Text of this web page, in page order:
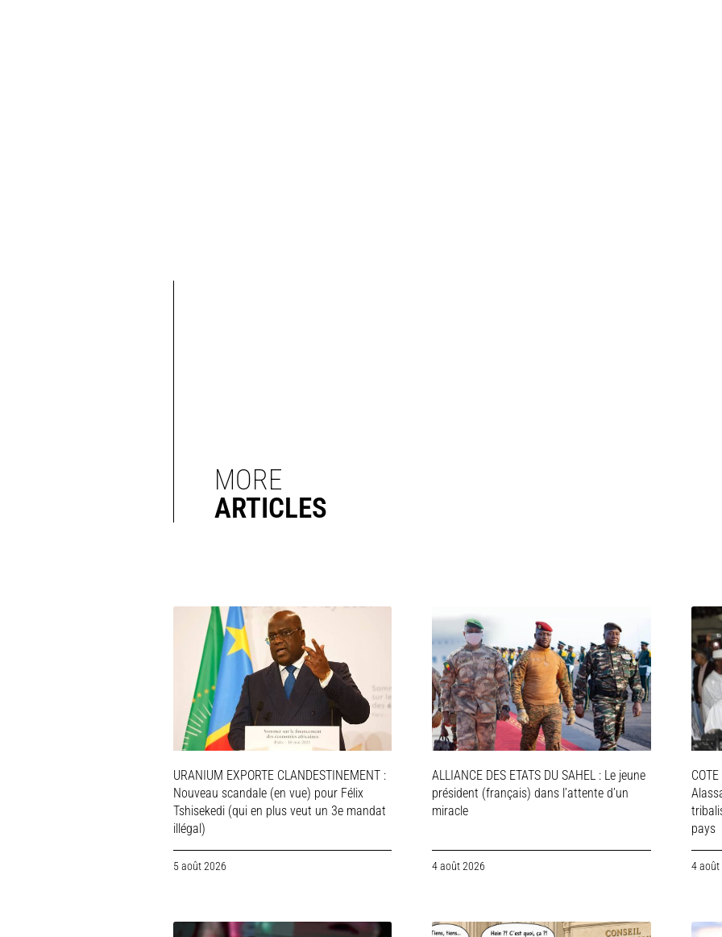
MORE
ARTICLES
URANIUM EXPORTE CLANDESTINEMENT :
Nouveau scandale (en vue) pour Félix
Tshisekedi (qui en plus veut un 3e mandat
illégal)
5 août 2026
ALLIANCE DES ETATS DU SAHEL : Le jeune
président (français) dans l’attente d’un
miracle
4 août 2026
pays
4 août